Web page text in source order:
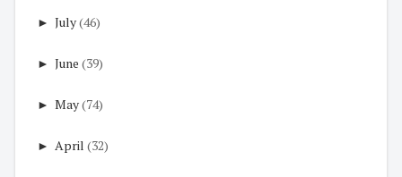
► July(46)
► June (39)
► May(74)
► April (32)